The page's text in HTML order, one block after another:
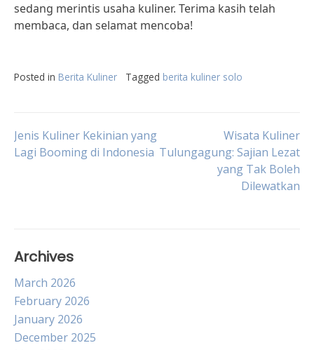
sedang merintis usaha kuliner. Terima kasih telah
membaca, dan selamat mencoba!
Posted in Berita Kuliner Tagged berita kuliner solo
Post
Jenis Kuliner Kekinian yang
Lagi Booming di Indonesia
Wisata Kuliner
Tulungagung: Sajian Lezat
yang Tak Boleh
Dilewatkan
Archives
March 2026
February 2026
January 2026
December 2025